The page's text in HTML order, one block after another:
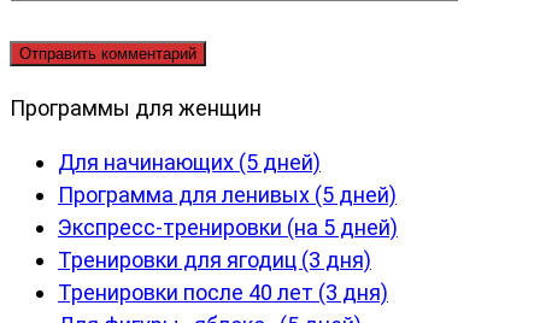
Программы для женщин
Для начинающих (5 дней)
Программа для ленивых (5 дней)
Экспресс-тренировки (на 5 дней)
Тренировки для ягодиц (3 дня)
Тренировки после 40 лет (3 дня)